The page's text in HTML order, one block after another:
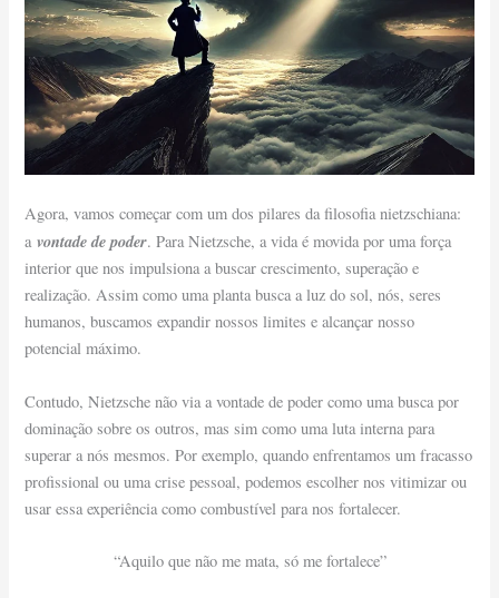
Agora, vamos começar com um dos pilares da filosofia nietzschiana:
avontade de poder. Para Nietzsche, a vida é movida por uma força
interior que nos impulsiona a buscar crescimento, superação e
realização. Assim como uma planta busca a luz do sol, nós, seres
humanos, buscamos expandir nossos limites e alcançar nosso
potencial máximo.
Contudo, Nietzsche não via a vontade de poder como uma busca por
dominação sobre os outros, mas sim como uma luta interna para
superar a nós mesmos. Por exemplo, quando enfrentamos um fracasso
profissional ou uma crise pessoal, podemos escolher nos vitimizar ou
usar essa experiência como combustível para nos fortalecer.
“Aquilo que não me mata, só me fortalece”